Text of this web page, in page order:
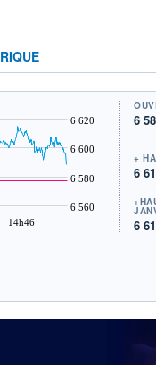
14h46
6 560
6 580
6 600
6 620 6
+
6
6